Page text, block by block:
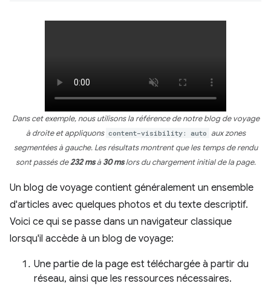
Dans cet exemple, nous utilisons la référence de notre blog de voyage
à droite et appliquons content-visibility: auto aux zones
segmentées à gauche. Les résultats montrent que les temps de rendu
sont passés de232 msà30 mslors du chargement initial de la page.
Un blog de voyage contient généralement un ensemble
d'articles avec quelques photos et du texte descriptif.
Voici ce qui se passe dans un navigateur classique
lorsqu'il accède à un blog de voyage:
Une partie de la page est téléchargée à partir du
réseau, ainsi que les ressources nécessaires.